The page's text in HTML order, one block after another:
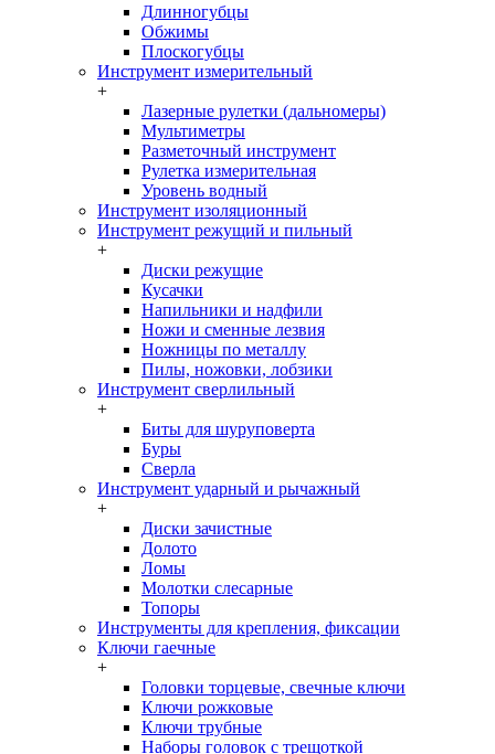
Длинногубцы
Обжимы
Плоскогубцы
Инструмент измерительный
+
Лазерные рулетки (дальномеры)
Мультиметры
Разметочный инструмент
Рулетка измерительная
Уровень водный
Инструмент изоляционный
Инструмент режущий и пильный
+
Диски режущие
Кусачки
Напильники и надфили
Ножи и сменные лезвия
Ножницы по металлу
Пилы, ножовки, лобзики
Инструмент сверлильный
+
Биты для шуруповерта
Буры
Сверла
Инструмент ударный и рычажный
+
Диски зачистные
Долото
Ломы
Молотки слесарные
Топоры
Инструменты для крепления, фиксации
Ключи гаечные
+
Головки торцевые, свечные ключи
Ключи рожковые
Ключи трубные
Наборы головок c трещоткой